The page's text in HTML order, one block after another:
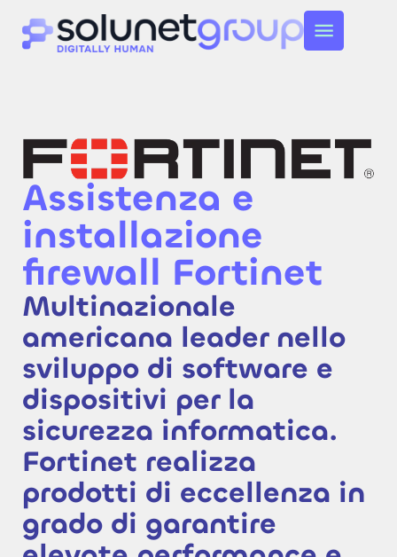
Assistenza e
installazione
firewall Fortinet
Multinazionale
americana leader nello
sviluppo di software e
dispositivi per la
sicurezza informatica.
Fortinet realizza
prodotti di eccellenza in
grado di garantire